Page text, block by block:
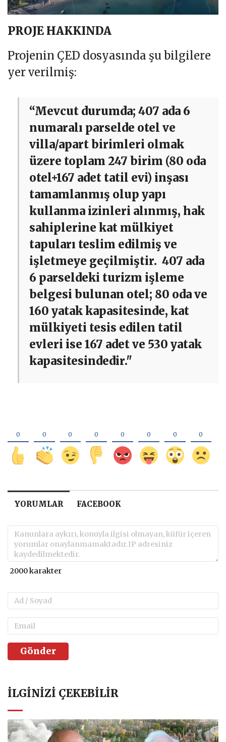
PROJE HAKKINDA
Projenin ÇED dosyasında şu bilgilere
yer verilmiş:
“Mevcut durumda; 407 ada 6
numaralı parselde otel ve
villa/apart birimleri olmak
üzere toplam 247 birim (80 oda
otel+167 adet tatil evi) inşası
tamamlanmış olup yapı
kullanma izinleri alınmış, hak
sahiplerine kat mülkiyet
tapuları teslim edilmiş ve
işletmeye geçilmiştir. 407 ada
6 parseldeki turizm işleme
belgesi bulunan otel; 80 oda ve
160 yatak kapasitesinde, kat
mülkiyeti tesis edilen tatil
evleri ise 167 adet ve 530 yatak
kapasitesindedir."
YORUMLAR FACEBOOK
Gönder
İLGINIZI ÇEKEBILIR